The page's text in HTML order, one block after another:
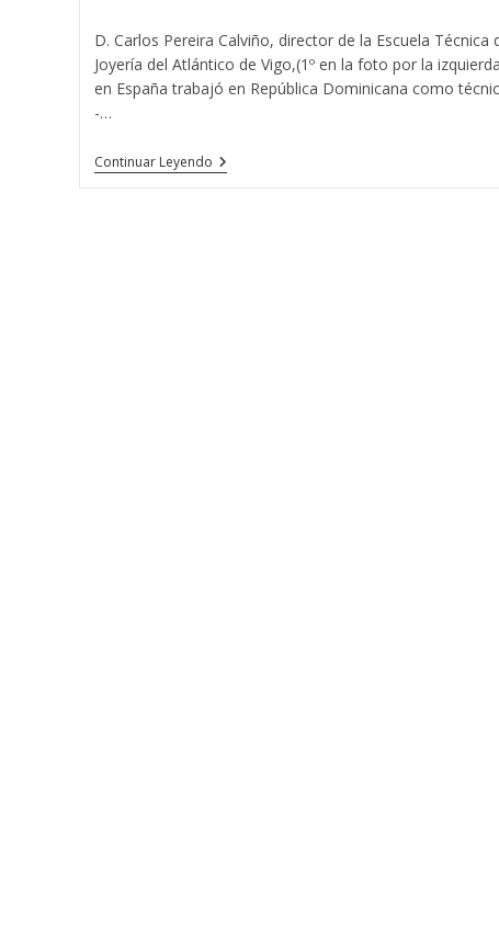
la
entrada:
D. Carlos Pereira Calviño, director de la Escuela Técnica
Joyería del Atlántico de Vigo,(1º en la foto por la
en España trabajó en República Dominicana como
-…
Continuar LeyendoLa
Escuela